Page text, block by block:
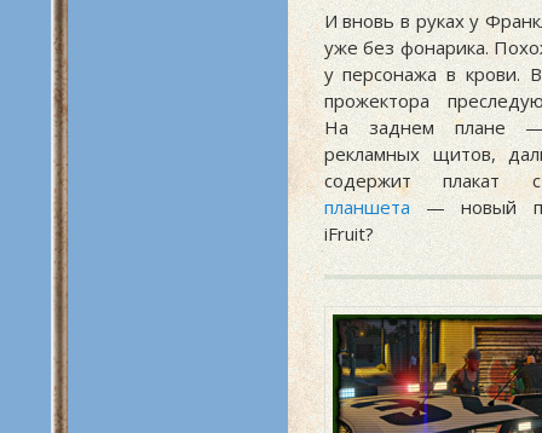
И вновь в руках у
уже без фонарика.
у персонажа в крови.
прожектора
На заднем плане
рекламных щитов,
содержит плакат
планшета— новый
iFruit?